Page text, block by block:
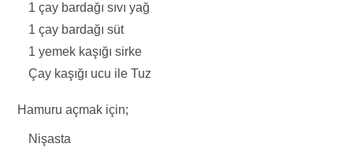
1 çay bardağı sıvı yağ
1 çay bardağı süt
1 yemek kaşığı sirke
Çay kaşığı ucu ile Tuz
Hamuru açmak için;
Nişasta